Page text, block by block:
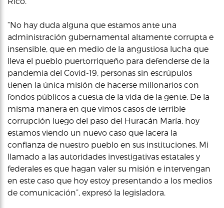
“No hay duda alguna que estamos ante una
administración gubernamental altamente corrupta e
insensible, que en medio de la angustiosa lucha que
lleva el pueblo puertorriqueño para defenderse de la
pandemia del Covid-19, personas sin escrúpulos
tienen la única misión de hacerse millonarios con
fondos públicos a cuesta de la vida de la gente. De la
misma manera en que vimos casos de terrible
corrupción luego del paso del Huracán María, hoy
estamos viendo un nuevo caso que lacera la
confianza de nuestro pueblo en sus instituciones. Mi
llamado a las autoridades investigativas estatales y
federales es que hagan valer su misión e intervengan
en este caso que hoy estoy presentando a los medios
de comunicación”, expresó la legisladora.